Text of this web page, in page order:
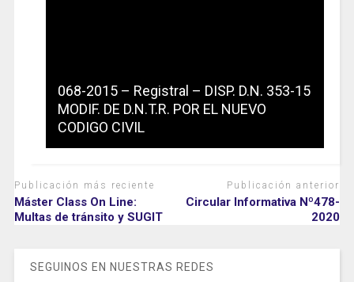
068-2015 – Registral – DISP. D.N. 353-15
MODIF. DE D.N.T.R. POR EL NUEVO
CODIGO CIVIL
Publicación más reciente
Máster Class On Line:
Multas de tránsito y SUGIT
Publicación anterior
Circular Informativa Nº478-
2020
SEGUINOS EN NUESTRAS REDES